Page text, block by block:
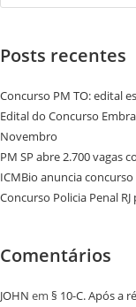
Posts recentes
Concurso PM TO: edital
Edital do Concurso
Novembro
PM SP abre 2.700 vagas
ICMBio anuncia
Concurso Policia Penal
Comentários
JOHN em § 10-C. Após a